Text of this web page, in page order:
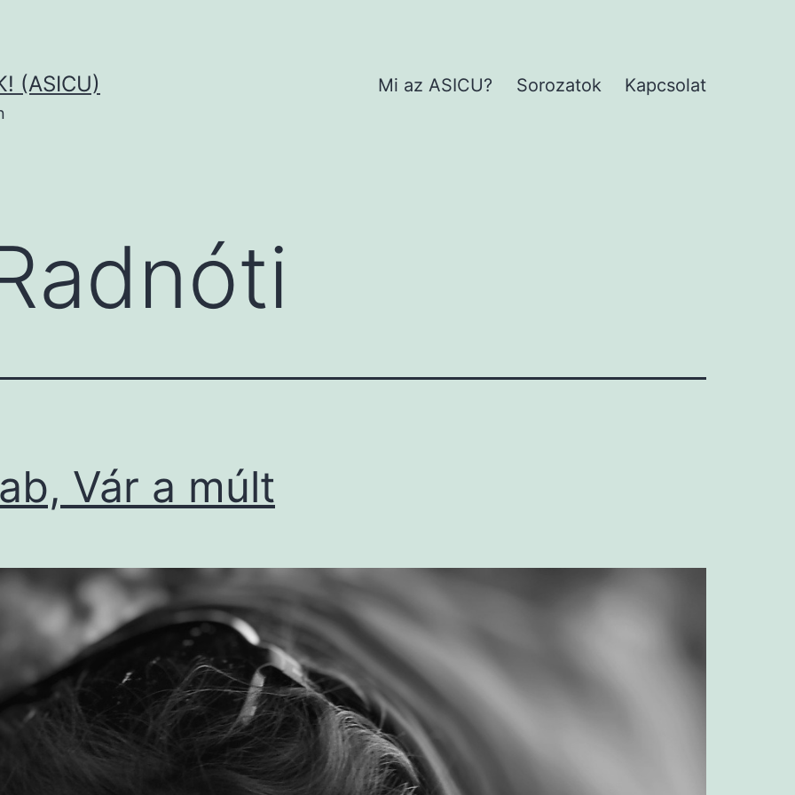
(ASICU) Mi az ASICU? Sorozatok Kapcsolat
Vár a múlt